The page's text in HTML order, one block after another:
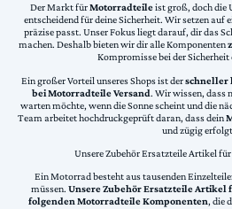
Der Markt fürMotorradteileist groß, doch die
entscheidend für deine Sicherheit. Wir setzen auf
präzise passt. Unser Fokus liegt darauf, dir das
machen. Deshalb bieten wir dir alle Komponenten
Kompromisse bei der Sicherheit
Ein großer Vorteil unseres Shops ist derschneller
bei Motorradteile Versand. Wir wissen, dass
warten möchte, wenn die Sonne scheint und die
Team arbeitet hochdruckgeprüft daran, dass dein
und zügig
Unsere Zubehör Ersatzteile Artikel
Ein Motorrad besteht aus tausenden
müssen. Unsere Zubehör Ersatzteile Artikel
folgenden Motorradteile Komponenten, die